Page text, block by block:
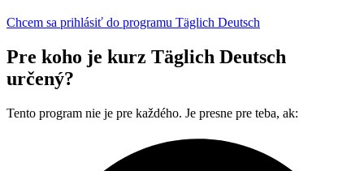
Chcem sa prihlásiť do programu Täglich Deutsch
Pre koho je kurz Täglich Deutsch
určený?
Tento program nie je pre každého. Je presne pre teba, ak: